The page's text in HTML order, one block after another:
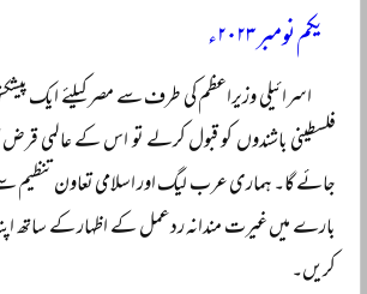
یکم نومبر ۲۰۲۳ء
اسرائیلی وزیراعظم کی طرف سے مصر کیلئے ایک
فلسطینی باشندوں کو قبول کرلے تو اس کے عالمی قرض
جائے گا۔ ہماری عرب لیگ اور اسلامی تعاون
بارے میں غیرت مندانہ ردعمل کے اظہار کے ساتھ
کریں۔